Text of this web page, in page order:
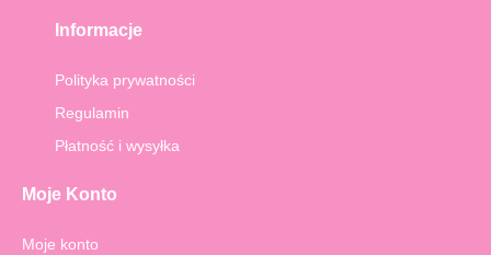
Informacje
Polityka prywatności
Regulamin
Płatność i wysyłka
Moje Konto
Moje konto